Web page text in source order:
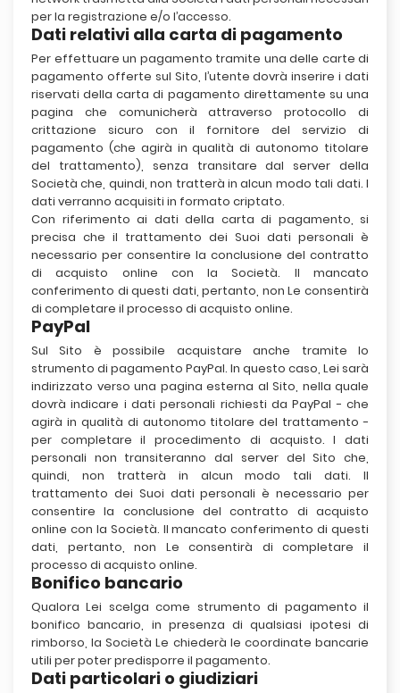
per la registrazione e/o l’accesso.
Dati relativi alla carta di pagamento
Per effettuare un pagamento tramite una delle carte di
pagamento offerte sul Sito, l’utente dovrà inserire i dati
riservati della carta di pagamento direttamente su una
pagina che comunicherà attraverso protocollo di
crittazione sicuro con il fornitore del servizio di
pagamento (che agirà in qualità di autonomo titolare
del trattamento), senza transitare dal server della
Società che, quindi, non tratterà in alcun modo tali dati. I
dati verranno acquisiti in formato criptato.
Con riferimento ai dati della carta di pagamento, si
precisa che il trattamento dei Suoi dati personali è
necessario per consentire la conclusione del contratto
di acquisto online con la Società. Il mancato
conferimento di questi dati, pertanto, non Le consentirà
di completare il processo di acquisto online.
PayPal
Sul Sito è possibile acquistare anche tramite lo
strumento di pagamento PayPal. In questo caso, Lei sarà
indirizzato verso una pagina esterna al Sito, nella quale
dovrà indicare i dati personali richiesti da PayPal - che
agirà in qualità di autonomo titolare del trattamento -
per completare il procedimento di acquisto. I dati
personali non transiteranno dal server del Sito che,
quindi, non tratterà in alcun modo tali dati. Il
trattamento dei Suoi dati personali è necessario per
consentire la conclusione del contratto di acquisto
online con la Società. Il mancato conferimento di questi
dati, pertanto, non Le consentirà di completare il
processo di acquisto online.
Bonifico bancario
Qualora Lei scelga come strumento di pagamento il
bonifico bancario, in presenza di qualsiasi ipotesi di
rimborso, la Società Le chiederà le coordinate bancarie
utili per poter predisporre il pagamento.
Dati particolari o giudiziari